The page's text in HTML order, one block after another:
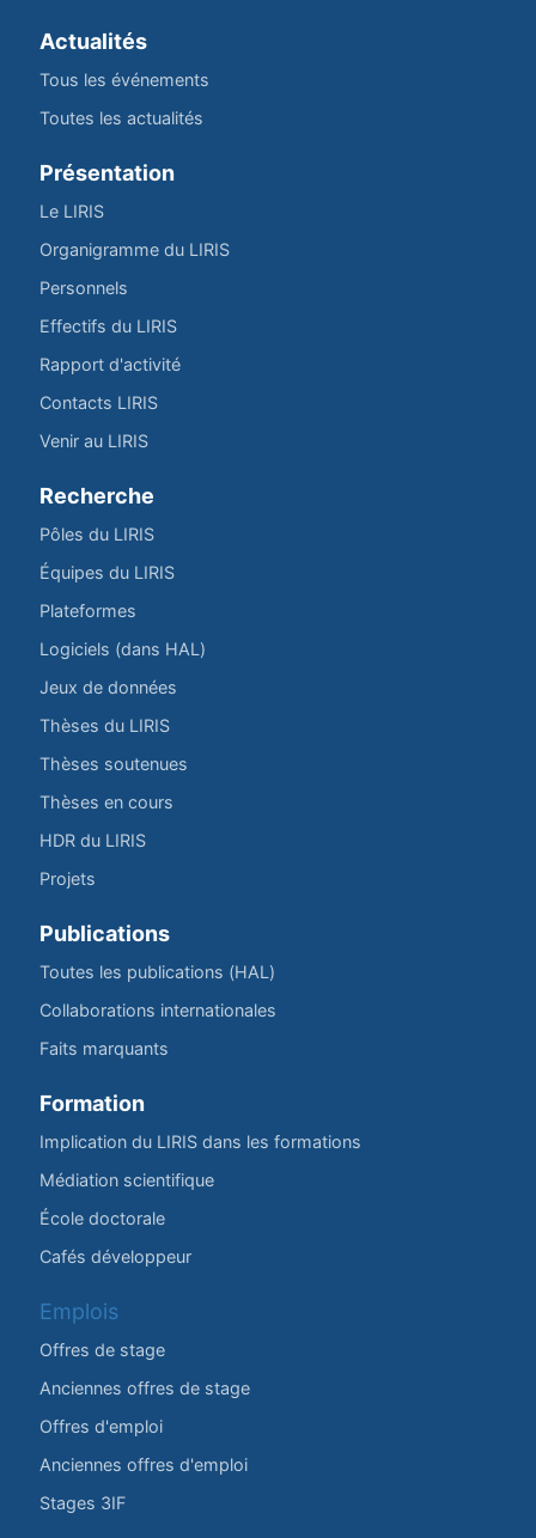
Actualités
Tous les événements
Toutes les actualités
Présentation
Le LIRIS
Organigramme du LIRIS
Personnels
Effectifs du LIRIS
Rapport d'activité
Contacts LIRIS
Venir au LIRIS
Recherche
Pôles du LIRIS
Équipes du LIRIS
Plateformes
Logiciels (dans HAL)
Jeux de données
Thèses du LIRIS
Thèses soutenues
Thèses en cours
HDR du LIRIS
Projets
Publications
Toutes les publications (HAL)
Collaborations internationales
Faits marquants
Formation
Implication du LIRIS dans les formations
Médiation scientifique
École doctorale
Cafés développeur
Emplois
Offres de stage
Anciennes offres de stage
Offres d'emploi
Anciennes offres d'emploi
Stages 3IF